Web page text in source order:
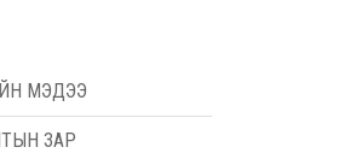
МЭДЭЭ
ЗАР